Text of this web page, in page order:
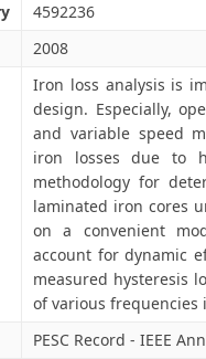
4592236
2008
Iron loss analysis is
design. Especially,
and variable speed
iron losses due to
methodology for
laminated iron cores
on a convenient
account for dynamic
measured hysteresis
of various frequencies
PESC Record - IEEE